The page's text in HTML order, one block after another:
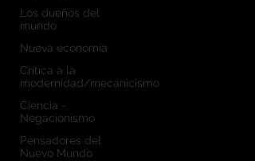
Los dueños del
mundo
Nueva economía
Crítica a la
modernidad/mecanicismo
Ciencia -
Negacionismo
Pensadores del
Nuevo Mundo